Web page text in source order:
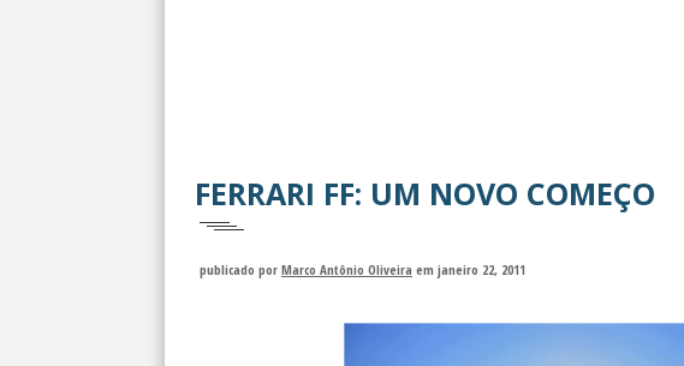
FERRARI FF: UM NOVO COMEÇO
publicado por Marco Antônio Oliveira em janeiro 22, 2011